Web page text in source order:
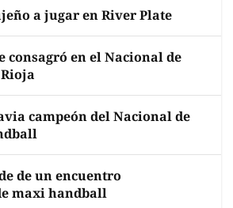
a jugar en River Plate
consagró en el Nacional de
campeón del Nacional de
de un encuentro
maxi handball